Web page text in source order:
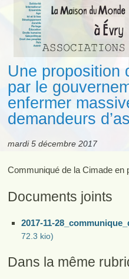
Une proposition
par le
enfermer
demandeurs
mardi 5 décembre 2017
Communiqué de la Cimade en
Documents joints
2017-11-
72.3 kio)
Dans la même